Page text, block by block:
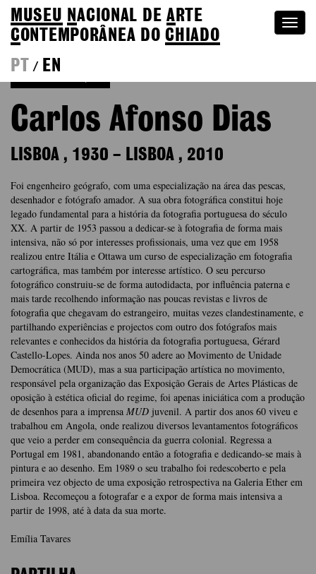
MUSEU NACIONAL DEA RTE
CONTEMPORÂNEA DOCHIADO
PT
/ EN
Carlos Afonso Dias
LISBOA , 1930 – LISBOA , 2010
Foi engenheiro geógrafo, com uma especialização na área das pescas,
desenhador e fotógrafo amador. A sua obra fotográfica constitui hoje
legado fundamental para a história da fotografia portuguesa do século
XX. A partir de 1953 passou a dedicar-se à fotografia de forma mais
intensiva, não só por interesses profissionais, uma vez que em 1958
realizou entre Itália e Ottawa um curso de especialização em fotografia
cartográfica, mas também por interesse artístico. O seu percurso
fotográfico construiu-se de forma autodidacta, por influência paterna e
mais tarde recolhendo informação nas poucas revistas e livros de
fotografia que chegavam do estrangeiro, muitas vezes clandestinamente, e
partilhando experiências e projectos com outro dos fotógrafos mais
relevantes e conhecidos da história da fotografia portuguesa, Gérard
Castello-Lopes. Ainda nos anos 50 adere ao Movimento de Unidade
Democrática (MUD), mas a sua participação artística no movimento,
responsável pela organização das Exposição Gerais de Artes Plásticas de
oposição à estética oficial do regime, foi apenas iniciática com a produção
de desenhos para a imprensa MUD juvenil. A partir dos anos 60 viveu e
trabalhou em Angola, onde realizou diversos levantamentos fotográficos
que veio a perder em consequência da guerra colonial. Regressa a
Portugal em 1981, abandonando então a fotografia e dedicando-se mais à
pintura e ao desenho. Em 1989 o seu trabalho foi redescoberto e pela
primeira vez objecto de uma exposição retrospectiva na Galeria Ether em
Lisboa. Recomeçou a fotografar e a expor de forma mais intensiva a
partir de 1998, até à data da sua morte.
Emília Tavares